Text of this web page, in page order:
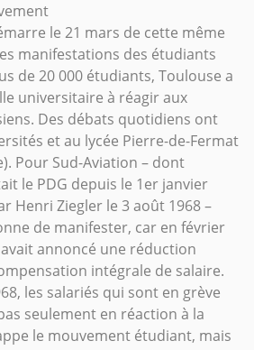
le 21 mars de cette même
manifestations des étudiants
de 20 000 étudiants, Toulouse a
universitaire à réagir aux
Des débats quotidiens ont
et au lycée Pierre-de-Fermat
Pour Sud-Aviation – dont
le PDG depuis le 1er janvier
Henri Ziegler le 3 août 1968 –
de manifester, car en février
annoncé une réduction
intégrale de salaire.
les salariés qui sont en grève
seulement en réaction à la
le mouvement étudiant, mais